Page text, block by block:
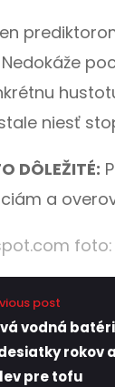
niesť
DÔLEŽITÉ:
a
foto:
post
vodná
rokov
pre tofu